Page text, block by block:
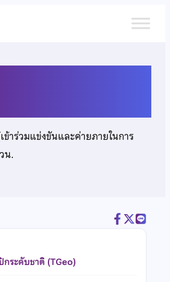
าร่วมแข่งขันและค่ายภายในการ
น.
ระดับชาติ (TGeo)